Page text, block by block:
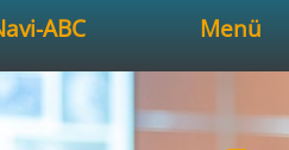
ABC Menü